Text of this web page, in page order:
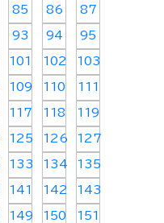
85 86 87
93 94 95
101 102 103
109 110 111
117 118 119
125 126 127
133 134 135
141 142 143
149 150 151